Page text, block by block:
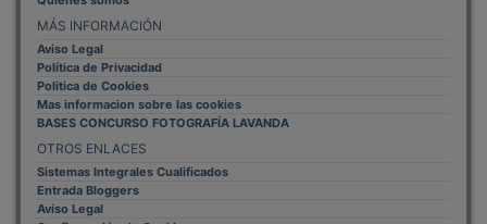
MÁS INFORMACIÓN
Aviso Legal
Política de Privacidad
Politica de Cookies
Mas informacion sobre las cookies
BASES CONCURSO FOTOGRAFÍA LAVANDA
OTROS ENLACES
Sistemas Integrales Cualificados
Entrada Bloggers
Aviso Legal
Configuración de Cookies